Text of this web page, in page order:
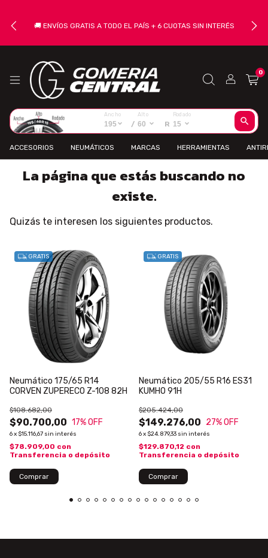
🚚 ENVÍOS GRATIS A TODO EL PAÍS + 6 CUOTAS SIN INTERÉS
Ancho
195 /
Alto
60 R
Rodado
15
0
ACCESORIOS NEUMÁTICOS MARCAS HERRAMIENTAS
La página que estás buscando no
existe.
Quizás te interesen los siguientes productos.
GRATIS
Neumático 175/65 R14
CORVEN ZUPERECO Z-108 82H
$90.700,00
$108.682,00
17% OFF
6x $15.116,67 sin interés
$78.909,00 con
Transferencia o depósito
Comprar
GRATIS
Neumático 205/55 R16 ES31
KUMHO 91H
$149.276,00
$205.424,00
27% OFF
6x $24.879,33 sin interés
$129.870,12 con
Transferencia o depósito
Comprar